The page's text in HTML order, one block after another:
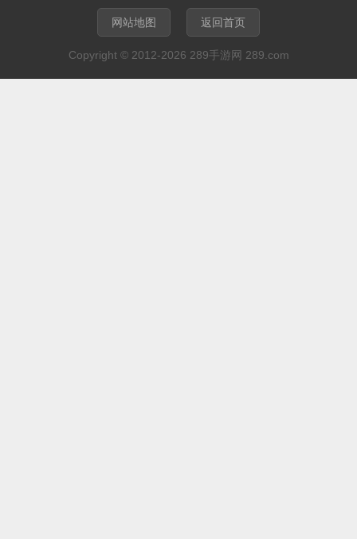
网站地图 返回首页
Copyright © 2012-2026 289手游网 289.com